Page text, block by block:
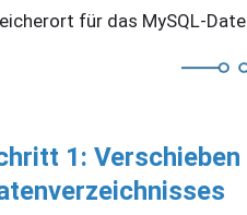
für das MySQL-
1: Verschieben